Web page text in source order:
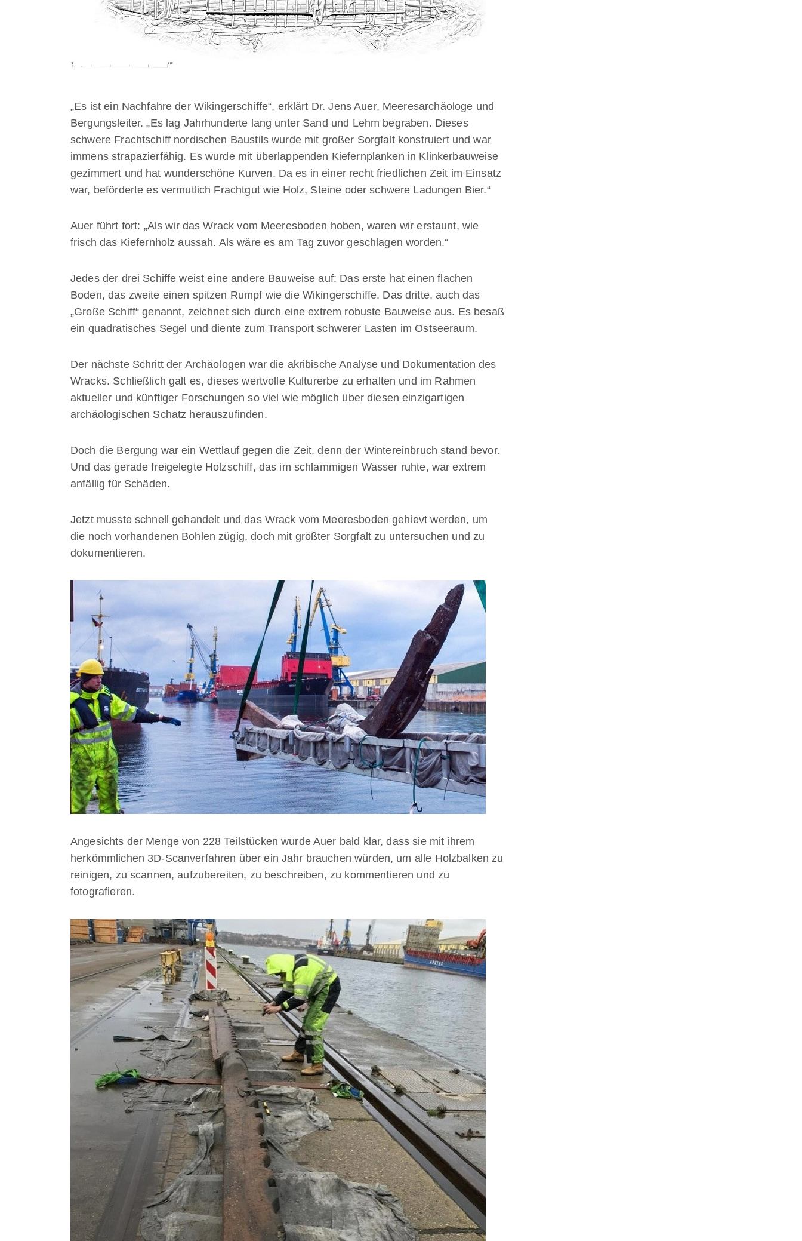
„Es ist ein Nachfahre der Wikingerschiffe“, erklärt Dr. Jens Auer, Meeresarchäologe und
Bergungsleiter. „Es lag Jahrhunderte lang unter Sand und Lehm begraben. Dieses
schwere Frachtschiff nordischen Baustils wurde mit großer Sorgfalt konstruiert und war
immens strapazierfähig. Es wurde mit überlappenden Kiefernplanken in Klinkerbauweise
gezimmert und hat wunderschöne Kurven. Da es in einer recht friedlichen Zeit im Einsatz
war, beförderte es vermutlich Frachtgut wie Holz, Steine oder schwere Ladungen Bier.“
Auer führt fort: „Als wir das Wrack vom Meeresboden hoben, waren wir erstaunt, wie
frisch das Kiefernholz aussah. Als wäre es am Tag zuvor geschlagen worden.“
Jedes der drei Schiffe weist eine andere Bauweise auf: Das erste hat einen flachen
Boden, das zweite einen spitzen Rumpf wie die Wikingerschiffe. Das dritte, auch das
„Große Schiff“ genannt, zeichnet sich durch eine extrem robuste Bauweise aus. Es besaß
ein quadratisches Segel und diente zum Transport schwerer Lasten im Ostseeraum.
Der nächste Schritt der Archäologen war die akribische Analyse und Dokumentation des
Wracks. Schließlich galt es, dieses wertvolle Kulturerbe zu erhalten und im Rahmen
aktueller und künftiger Forschungen so viel wie möglich über diesen einzigartigen
archäologischen Schatz herauszufinden.
Doch die Bergung war ein Wettlauf gegen die Zeit, denn der Wintereinbruch stand bevor.
Und das gerade freigelegte Holzschiff, das im schlammigen Wasser ruhte, war extrem
anfällig für Schäden.
Jetzt musste schnell gehandelt und das Wrack vom Meeresboden gehievt werden, um
die noch vorhandenen Bohlen zügig, doch mit größter Sorgfalt zu untersuchen und zu
dokumentieren.
Angesichts der Menge von 228 Teilstücken wurde Auer bald klar, dass sie mit ihrem
herkömmlichen 3D-Scanverfahren über ein Jahr brauchen würden, um alle Holzbalken zu
reinigen, zu scannen, aufzubereiten, zu beschreiben, zu kommentieren und zu
fotografieren.